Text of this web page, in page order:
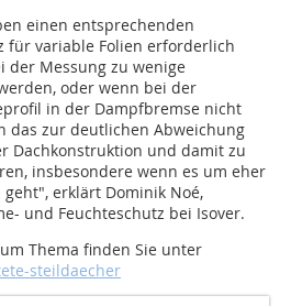
einen entsprechenden
für variable Folien erforderlich
der Messung zu wenige
oder wenn bei der
in der Dampfbremse nicht
das zur deutlichen Abweichung
Dachkonstruktion und damit zu
insbesondere wenn es um eher
erklärt Dominik Noé,
und Feuchteschutz bei Isover.
Thema finden Sie unter
steildaecher